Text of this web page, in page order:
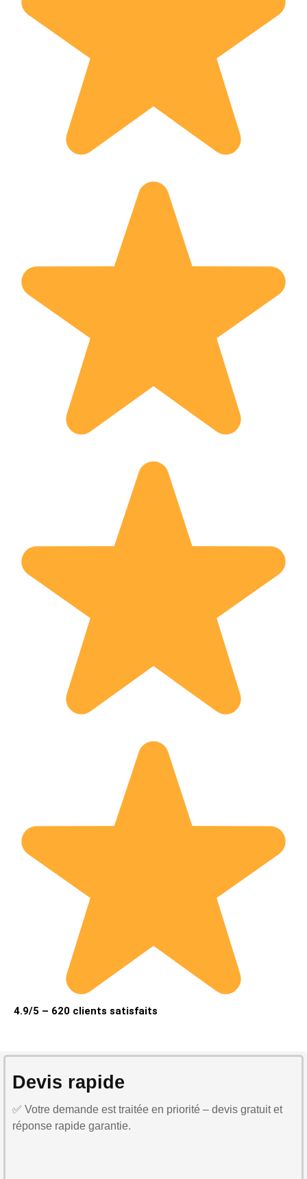
4.9/5 – 620 clients satisfaits
Devis rapide
✅ Votre demande est traitée en priorité – devis gratuit et
réponse rapide garantie.